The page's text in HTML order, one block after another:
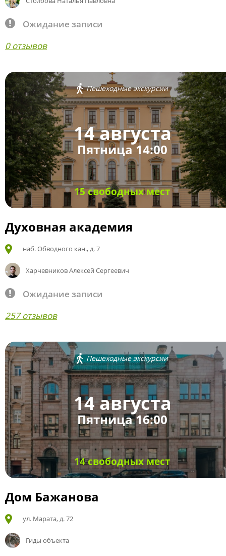
Ожидание записи
0 отзывов
Пешеходные экскурсии
14 августа
Пятница 14:00
15 свободных мест
Духовная академия
наб. Обводного кан., д. 7
Харчевников Алексей Сергеевич
Ожидание записи
257 отзывов
Пешеходные экскурсии
14 августа
Пятница 16:00
14 свободных мест
Дом Бажанова
ул. Марата, д. 72
Гиды объекта